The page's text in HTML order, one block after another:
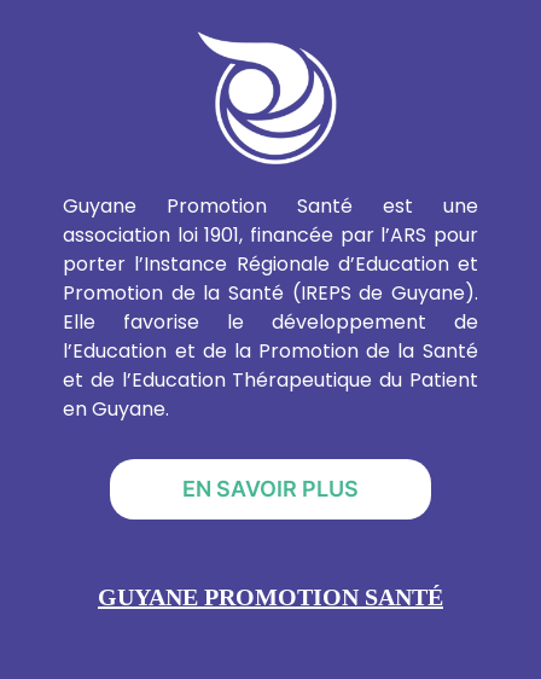
Guyane Promotion Santé est une
association loi 1901, financée par l’ARS pour
porter l’Instance Régionale d’Education et
Promotion de la Santé (IREPS de Guyane).
Elle favorise le développement de
l’Education et de la Promotion de la Santé
et de l’Education Thérapeutique du Patient
en Guyane.
EN SAVOIR PLUS
GUYANE PROMOTION SANTÉ